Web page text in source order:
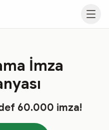
İmza
60.000 imza!